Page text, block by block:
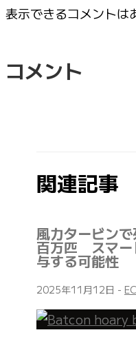
表示できるコメントは
コメント
関連記事
風力タービン
百万匹 スマー
与する可能性
2025年11月12日 -